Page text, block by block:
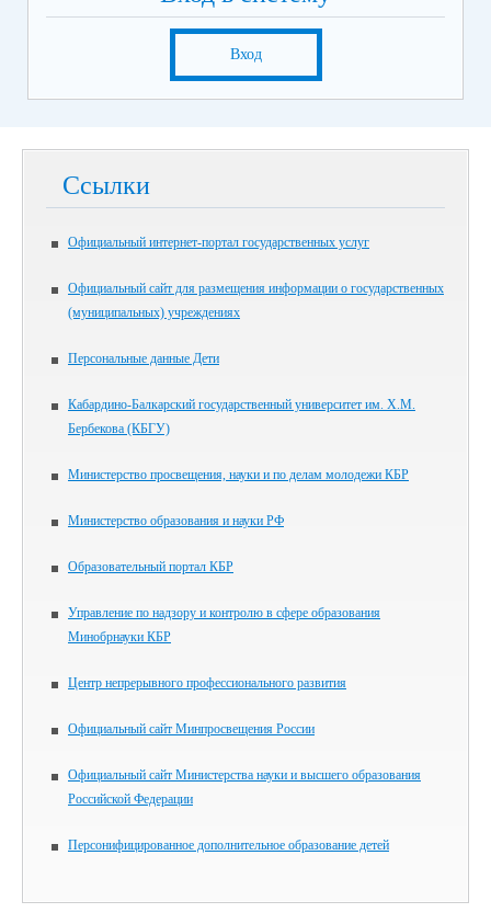
Вход
Ссылки
Официальный интернет-портал государственных услуг
Официальный сайт для размещения информации о государственных
(муниципальных) учреждениях
Персональные данные Дети
Кабардино-Балкарский государственный университет им. Х.М.
Бербекова (КБГУ)
Министерство просвещения, науки и по делам молодежи КБР
Министерство образования и науки РФ
Образовательный портал КБР
Управление по надзору и контролю в сфере образования
Минобрнауки КБР
Центр непрерывного профессионального развития
Официальный сайт Минпросвещения России
Официальный сайт Министерства науки и высшего образования
Российской Федерации
Персонифицированное дополнительное образование детей